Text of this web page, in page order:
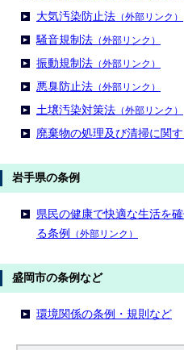
大気汚染防止法 （外部リンク）
騒音規制法 （外部リンク）
振動規制法 （外部リンク）
悪臭防止法 （外部リンク）
土壌汚染対策法 （外部リンク）
廃棄物の処理及び清掃に関
岩手県の条例
県民の健康で快適な生活を
る条例
（外部リンク）
盛岡市の条例など
環境関係の条例・規則など